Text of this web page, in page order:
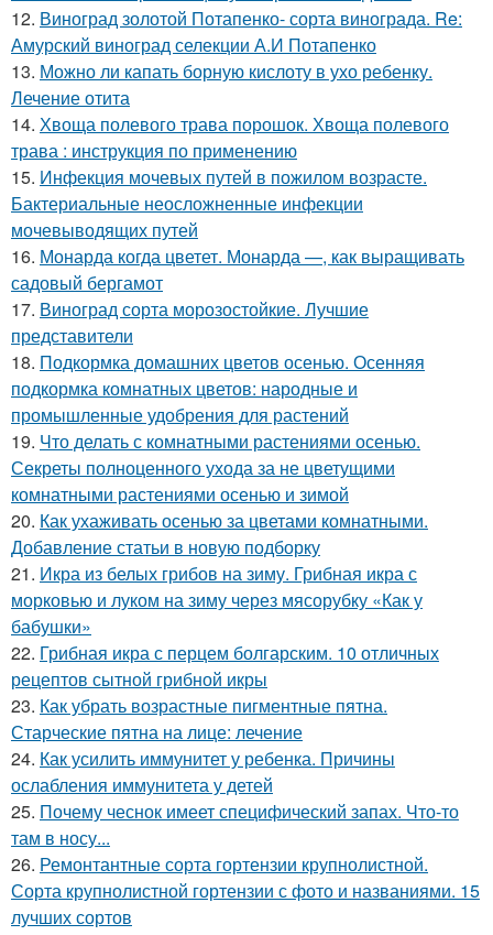
12. Виноград золотой Потапенко- сорта винограда. Re:
Амурский виноград селекции А.И Потапенко
13. Можно ли капать борную кислоту в ухо ребенку.
Лечение отита
14. Хвоща полевого трава порошок. Хвоща полевого
трава : инструкция по применению
15. Инфекция мочевых путей в пожилом возрасте.
Бактериальные неосложненные инфекции
мочевыводящих путей
16. Монарда когда цветет. Монарда —, как выращивать
садовый бергамот
17. Виноград сорта морозостойкие. Лучшие
представители
18. Подкормка домашних цветов осенью. Осенняя
подкормка комнатных цветов: народные и
промышленные удобрения для растений
19. Что делать с комнатными растениями осенью.
Секреты полноценного ухода за не цветущими
комнатными растениями осенью и зимой
20. Как ухаживать осенью за цветами комнатными.
Добавление статьи в новую подборку
21. Икра из белых грибов на зиму. Грибная икра с
морковью и луком на зиму через мясорубку «Как у
бабушки»
22. Грибная икра с перцем болгарским. 10 отличных
рецептов сытной грибной икры
23. Как убрать возрастные пигментные пятна.
Старческие пятна на лице: лечение
24. Как усилить иммунитет у ребенка. Причины
ослабления иммунитета у детей
25. Почему чеснок имеет специфический запах. Что-то
там в носу...
26. Ремонтантные сорта гортензии крупнолистной.
Сорта крупнолистной гортензии с фото и названиями. 15
лучших сортов